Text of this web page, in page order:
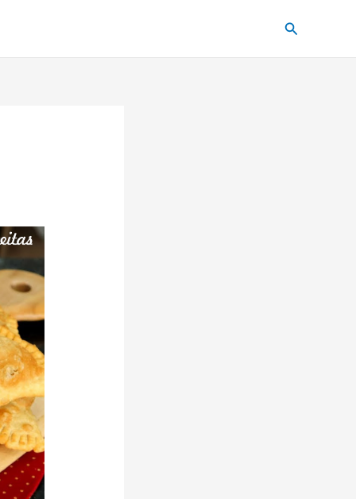
Pesquisar